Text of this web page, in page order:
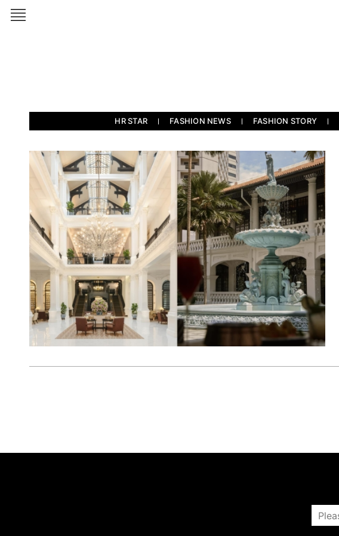
HR STAR FASHION NEWS FASHION STORY